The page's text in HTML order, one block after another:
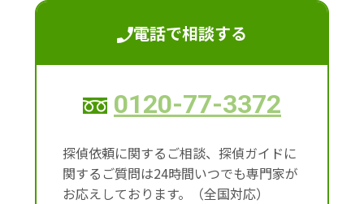
電話で相談する
0120-77-3372
探偵依頼に関するご相談、探偵ガイドに
関するご質問は24時間いつでも専門家が
お応えしております。（全国対応）